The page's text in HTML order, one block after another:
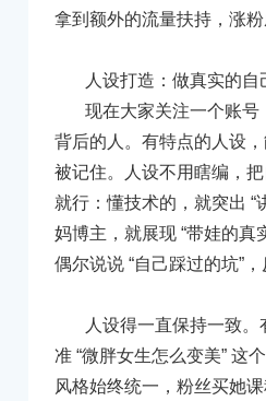
拿到额外的流量扶持，涨粉
人设打造：做真实的自
现在大家关注一个账号
背后的人。有特点的人设
被记住。人设不用瞎编，
就行：懂技术的，就突出 “
妈博主，就展现 “带娃的真
偶尔说说 “自己踩过的坑”，
人设得一直保持一致
准 “微胖女生怎么变美” 这
风格始终统一，粉丝买她课